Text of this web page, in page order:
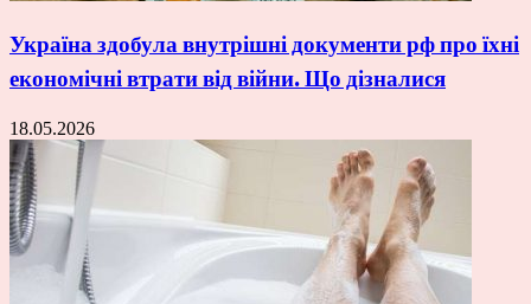
Україна здобула внутрішні документи рф про їхні
економічні втрати від війни. Що дізналися
18.05.2026